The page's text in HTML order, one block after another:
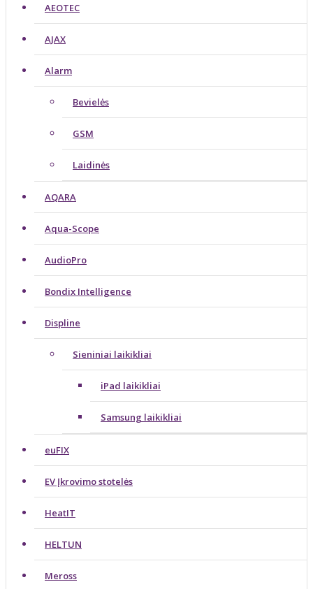
AEOTEC
AJAX
Alarm
Bevielės
GSM
Laidinės
AQARA
Aqua-Scope
AudioPro
Bondix Intelligence
Displine
Sieniniai laikikliai
iPad laikikliai
Samsung laikikliai
euFIX
EV Įkrovimo stotelės
HeatIT
HELTUN
Meross